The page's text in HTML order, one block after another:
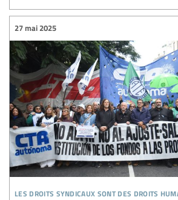
les droits syndicaux sont des droits
27 mai 2025